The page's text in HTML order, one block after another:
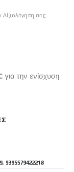
Αξιολόγηση σας
για την ενίσχυση
9395579422218